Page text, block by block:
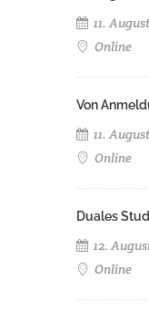
11.
Online
Von
11.
Online
Duales
12.
Online